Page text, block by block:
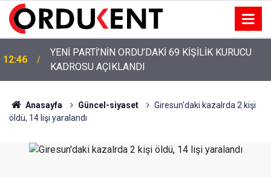
12:46
YENİ PARTİ’NİN ORDU’DAKİ 69 KİŞİLİK KURUCU
KADROSU AÇIKLANDI
Anasayfa Güncel-siyaset
Giresun'daki kazalrda 2 kişi
öldü, 14 lişi yaralandı